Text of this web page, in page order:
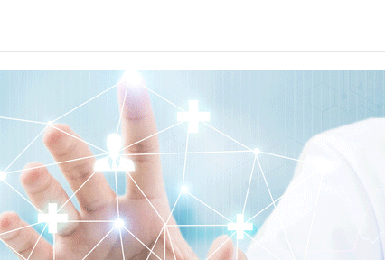
站建设时需要包含哪些内容？